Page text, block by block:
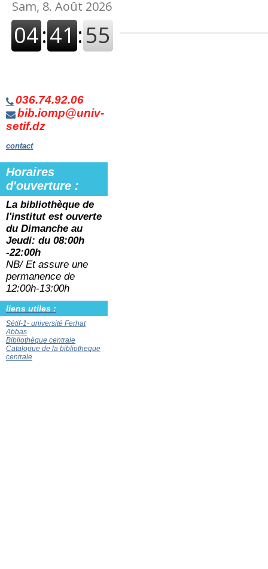
036.74.92.06
bib.iomp@univ-
setif.dz
contact
Horaires
d'ouverture :
La bibliothèque de
l'institut est ouverte
du Dimanche au
Jeudi: du 08:00h
-22:00h
NB/ Et assure une
permanence de
12:00h-13:00h
liens utiles :
Sétif-1- université Ferhat
Abbas
Bibliothèque centrale
Catalogue de la bibliotheque
centrale